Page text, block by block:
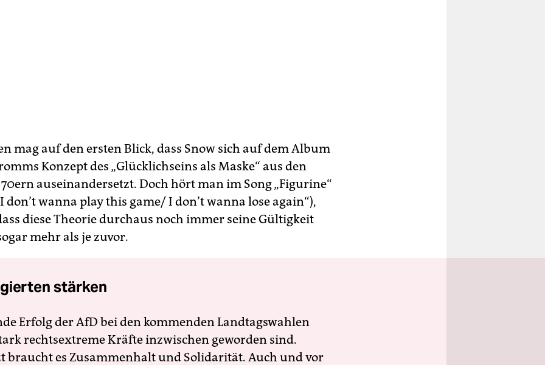
mag auf den ersten Blick, dass Snow sich auf dem Album
Konzept des „Glücklichseins als Maske“ aus den
auseinandersetzt. Doch hört man im Song „Figurine“
don’t wanna play this game/ I don’t wanna lose again“),
diese Theorie durchaus noch immer seine Gültigkeit
mehr als je zuvor.
stärken
Erfolg der AfD bei den kommenden Landtagswahlen
rechtsextreme Kräfte inzwischen geworden sind.
braucht es Zusammenhalt und Solidarität. Auch und vor